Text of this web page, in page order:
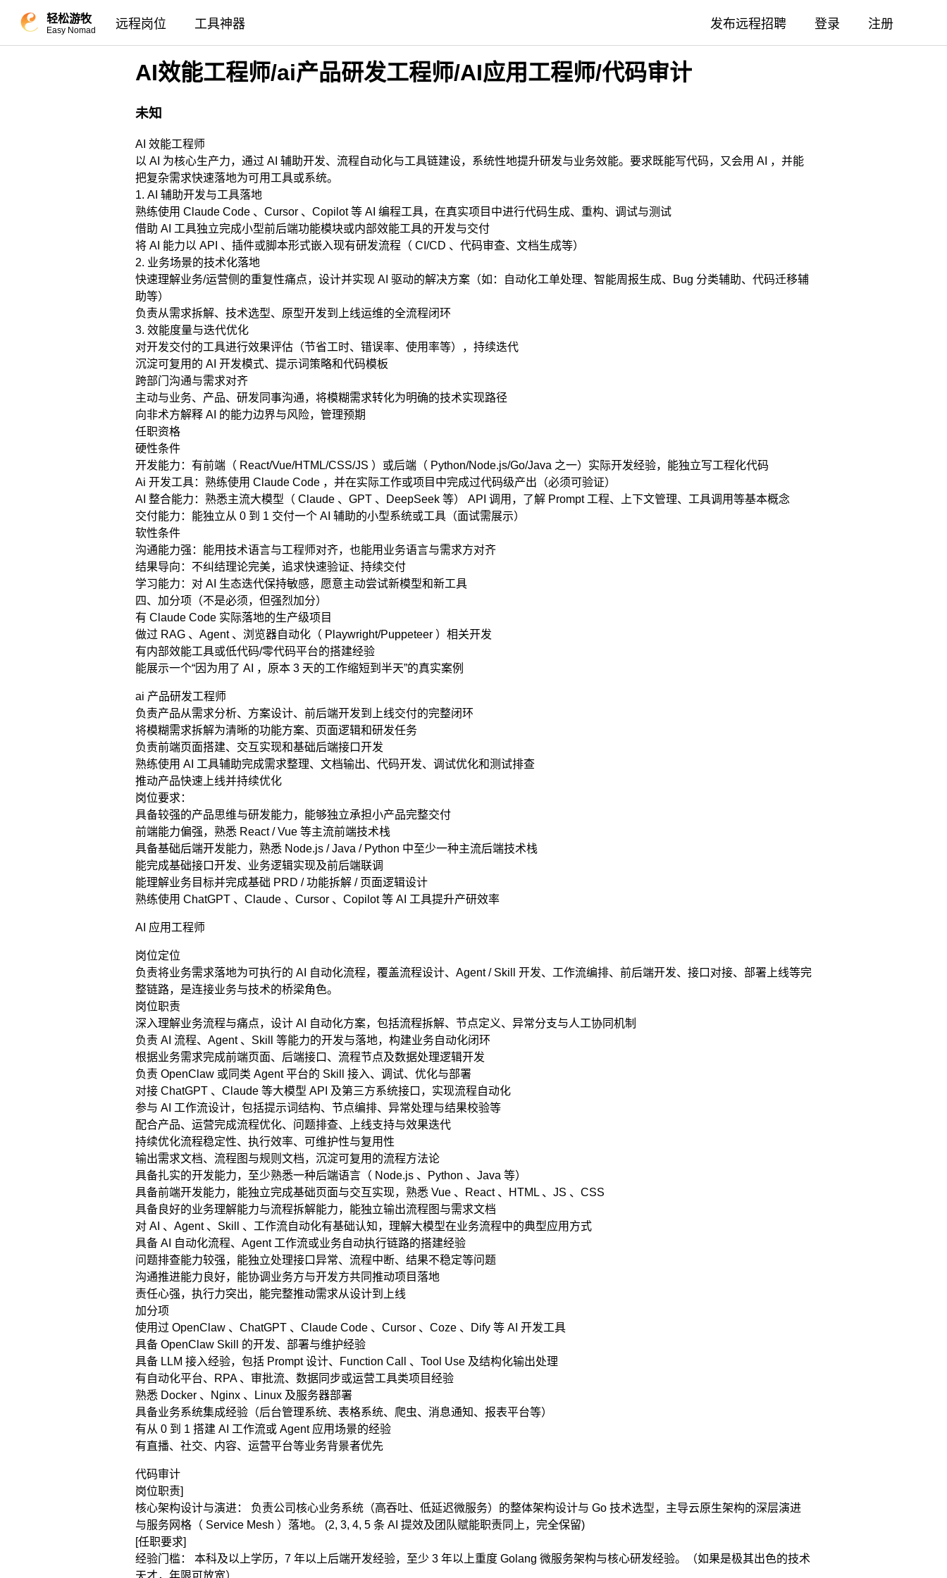
轻松游牧
Easy Nomad 远程岗位 工具神器 发布远程招聘 登录 注册
AI效能工程师/ai产品研发工程师/AI应用工程师/代码审计
未知
AI 效能工程师
以 AI 为核心生产力，通过 AI 辅助开发、流程自动化与工具链建设，系统性地提升研发与业务效能。要求既能写代码，又会用 AI ，并能
把复杂需求快速落地为可用工具或系统。
1. AI 辅助开发与工具落地
熟练使用 Claude Code 、Cursor 、Copilot 等 AI 编程工具，在真实项目中进行代码生成、重构、调试与测试
借助 AI 工具独立完成小型前后端功能模块或内部效能工具的开发与交付
将 AI 能力以 API 、插件或脚本形式嵌入现有研发流程（ CI/CD 、代码审查、文档生成等）
2. 业务场景的技术化落地
快速理解业务/运营侧的重复性痛点，设计并实现 AI 驱动的解决方案（如：自动化工单处理、智能周报生成、Bug 分类辅助、代码迁移辅
助等）
负责从需求拆解、技术选型、原型开发到上线运维的全流程闭环
3. 效能度量与迭代优化
对开发交付的工具进行效果评估（节省工时、错误率、使用率等），持续迭代
沉淀可复用的 AI 开发模式、提示词策略和代码模板
跨部门沟通与需求对齐
主动与业务、产品、研发同事沟通，将模糊需求转化为明确的技术实现路径
向非术方解释 AI 的能力边界与风险，管理预期
任职资格
硬性条件
开发能力：有前端（ React/Vue/HTML/CSS/JS ）或后端（ Python/Node.js/Go/Java 之一）实际开发经验，能独立写工程化代码
Ai 开发工具：熟练使用 Claude Code ，并在实际工作或项目中完成过代码级产出（必须可验证）
AI 整合能力：熟悉主流大模型（ Claude 、GPT 、DeepSeek 等） API 调用，了解 Prompt 工程、上下文管理、工具调用等基本概念
交付能力：能独立从 0 到 1 交付一个 AI 辅助的小型系统或工具（面试需展示）
软性条件
沟通能力强：能用技术语言与工程师对齐，也能用业务语言与需求方对齐
结果导向：不纠结理论完美，追求快速验证、持续交付
学习能力：对 AI 生态迭代保持敏感，愿意主动尝试新模型和新工具
四、加分项（不是必须，但强烈加分）
有 Claude Code 实际落地的生产级项目
做过 RAG 、Agent 、浏览器自动化（ Playwright/Puppeteer ）相关开发
有内部效能工具或低代码/零代码平台的搭建经验
能展示一个“因为用了 AI ，原本 3 天的工作缩短到半天”的真实案例
ai 产品研发工程师
负责产品从需求分析、方案设计、前后端开发到上线交付的完整闭环
将模糊需求拆解为清晰的功能方案、页面逻辑和研发任务
负责前端页面搭建、交互实现和基础后端接口开发
熟练使用 AI 工具辅助完成需求整理、文档输出、代码开发、调试优化和测试排查
推动产品快速上线并持续优化
岗位要求：
具备较强的产品思维与研发能力，能够独立承担小产品完整交付
前端能力偏强，熟悉 React / Vue 等主流前端技术栈
具备基础后端开发能力，熟悉 Node.js / Java / Python 中至少一种主流后端技术栈
能完成基础接口开发、业务逻辑实现及前后端联调
能理解业务目标并完成基础 PRD / 功能拆解 / 页面逻辑设计
熟练使用 ChatGPT 、Claude 、Cursor 、Copilot 等 AI 工具提升产研效率
AI 应用工程师
岗位定位
负责将业务需求落地为可执行的 AI 自动化流程，覆盖流程设计、Agent / Skill 开发、工作流编排、前后端开发、接口对接、部署上线等完
整链路，是连接业务与技术的桥梁角色。
岗位职责
深入理解业务流程与痛点，设计 AI 自动化方案，包括流程拆解、节点定义、异常分支与人工协同机制
负责 AI 流程、Agent 、Skill 等能力的开发与落地，构建业务自动化闭环
根据业务需求完成前端页面、后端接口、流程节点及数据处理逻辑开发
负责 OpenClaw 或同类 Agent 平台的 Skill 接入、调试、优化与部署
对接 ChatGPT 、Claude 等大模型 API 及第三方系统接口，实现流程自动化
参与 AI 工作流设计，包括提示词结构、节点编排、异常处理与结果校验等
配合产品、运营完成流程优化、问题排查、上线支持与效果迭代
持续优化流程稳定性、执行效率、可维护性与复用性
输出需求文档、流程图与规则文档，沉淀可复用的流程方法论
具备扎实的开发能力，至少熟悉一种后端语言（ Node.js 、Python 、Java 等）
具备前端开发能力，能独立完成基础页面与交互实现，熟悉 Vue 、React 、HTML 、JS 、CSS
具备良好的业务理解能力与流程拆解能力，能独立输出流程图与需求文档
对 AI 、Agent 、Skill 、工作流自动化有基础认知，理解大模型在业务流程中的典型应用方式
具备 AI 自动化流程、Agent 工作流或业务自动执行链路的搭建经验
问题排查能力较强，能独立处理接口异常、流程中断、结果不稳定等问题
沟通推进能力良好，能协调业务方与开发方共同推动项目落地
责任心强，执行力突出，能完整推动需求从设计到上线
加分项
使用过 OpenClaw 、ChatGPT 、Claude Code 、Cursor 、Coze 、Dify 等 AI 开发工具
具备 OpenClaw Skill 的开发、部署与维护经验
具备 LLM 接入经验，包括 Prompt 设计、Function Call 、Tool Use 及结构化输出处理
有自动化平台、RPA 、审批流、数据同步或运营工具类项目经验
熟悉 Docker 、Nginx 、Linux 及服务器部署
具备业务系统集成经验（后台管理系统、表格系统、爬虫、消息通知、报表平台等）
有从 0 到 1 搭建 AI 工作流或 Agent 应用场景的经验
有直播、社交、内容、运营平台等业务背景者优先
代码审计
岗位职责]
核心架构设计与演进： 负责公司核心业务系统（高吞吐、低延迟微服务）的整体架构设计与 Go 技术选型，主导云原生架构的深层演进
与服务网格（ Service Mesh ）落地。 (2, 3, 4, 5 条 AI 提效及团队赋能职责同上，完全保留)
[任职要求]
经验门槛： 本科及以上学历，7 年以上后端开发经验，至少 3 年以上重度 Golang 微服务架构与核心研发经验。（如果是极其出色的技术
天才，年限可放宽）